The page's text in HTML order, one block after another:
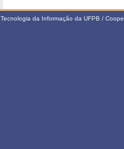
da Informação da UFPB /